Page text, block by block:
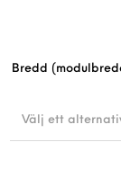
Bredd
Välj ett